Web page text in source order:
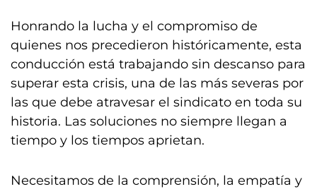
Honrando la lucha y el compromiso de
quienes nos precedieron históricamente, esta
conducción está trabajando sin descanso para
superar esta crisis, una de las más severas por
las que debe atravesar el sindicato en toda su
historia. Las soluciones no siempre llegan a
tiempo y los tiempos aprietan.
Necesitamos de la comprensión, la empatía y